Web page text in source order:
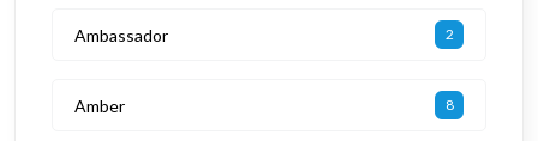
Ambassador 2
Amber 8